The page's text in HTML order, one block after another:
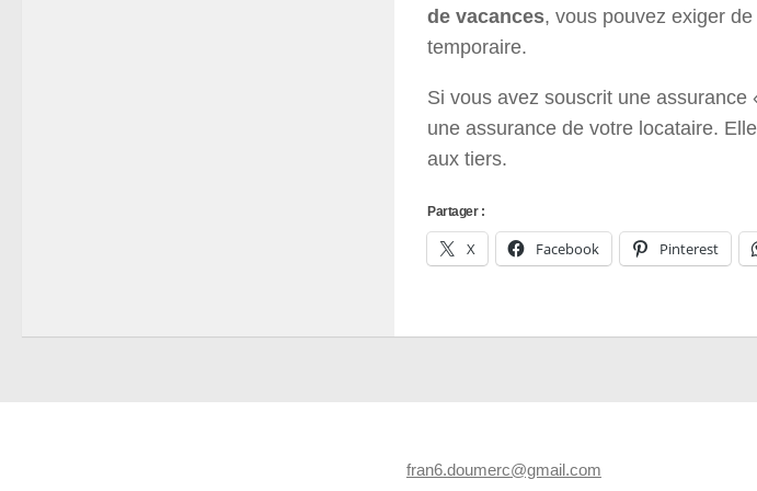
de vacances, vous pouvez exiger
temporaire.
Si vous avez souscrit une assurance
une assurance de votre locataire.
aux tiers.
Partager :
X Facebook Pinterest
fran6.doumerc@gmail.com